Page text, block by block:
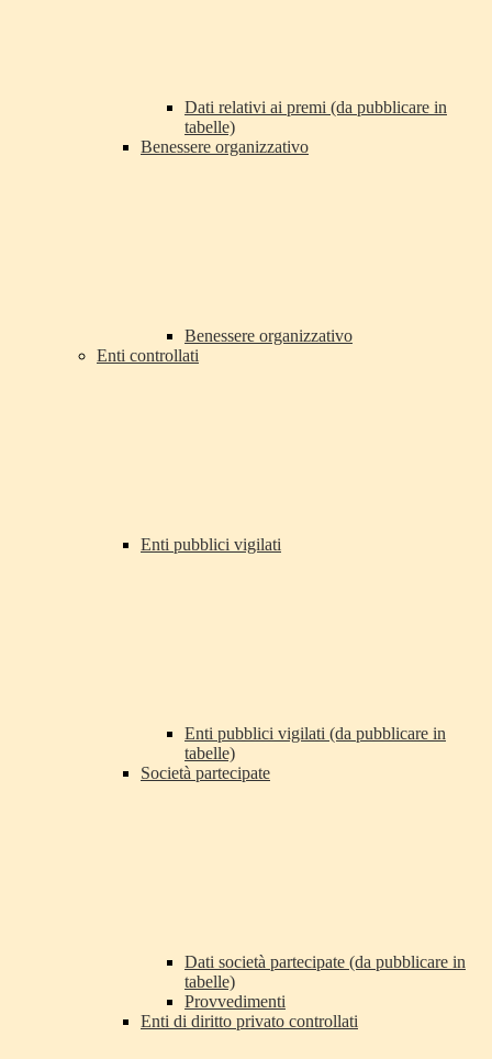
Dati relativi ai premi (da pubblicare in
tabelle)
Benessere organizzativo
Benessere organizzativo
Enti controllati
Enti pubblici vigilati
Enti pubblici vigilati (da pubblicare in
tabelle)
Società partecipate
Dati società partecipate (da pubblicare in
tabelle)
Provvedimenti
Enti di diritto privato controllati